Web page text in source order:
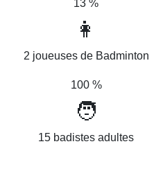
13 %
👩
2 joueuses de Badminton
100 %
🧑
15 badistes adultes